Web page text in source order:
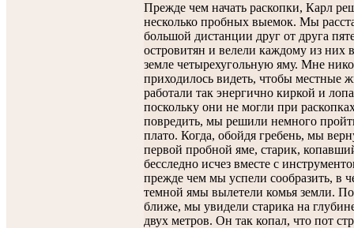
Прежде чем начать раскопки, Карл
несколько пробных выемок. Мы
большой дистанции друг от друга
островитян и велели каждому из них
земле четырехугольную яму. Мне
приходилось видеть, чтобы местные
работали так энергично киркой и
поскольку они не могли при
повредить, мы решили немного
плато. Когда, обойдя гребень, мы
первой пробной яме, старик,
бесследно исчез вместе с
прежде чем мы успели сообразить, в
темной ямы вылетели комья земли.
ближе, мы увидели старика на
двух метров. Он так копал, что пот